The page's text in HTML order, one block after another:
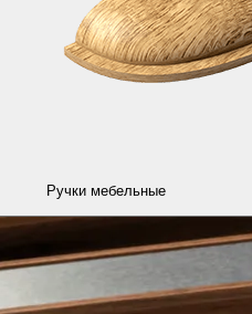
Ручки мебельные